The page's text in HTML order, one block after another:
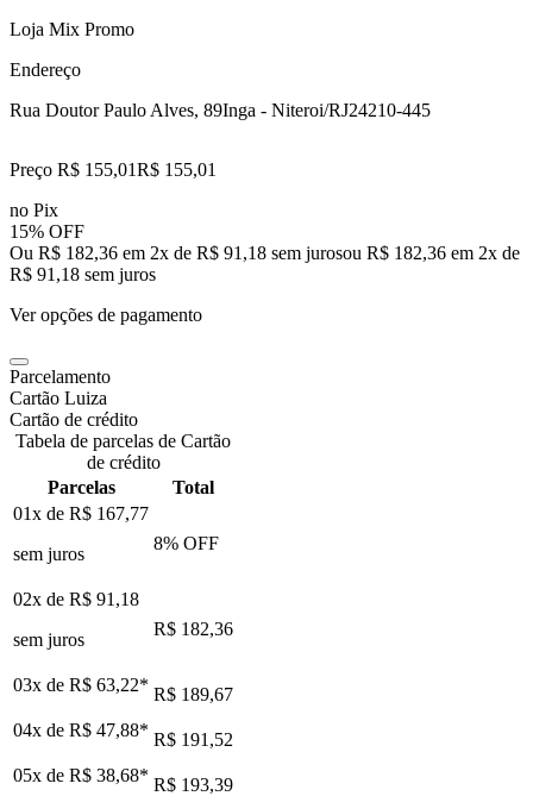
Loja Mix Promo
Endereço
Rua Doutor Paulo Alves, 89Inga - Niteroi/RJ24210-445
Preço R$ 155,01R$ 155,01
no Pix
15% OFF
Ou R$ 182,36 em 2x de R$ 91,18 sem jurosou R$ 182,36 em 2x de
R$ 91,18 sem juros
Ver opções de pagamento
Parcelamento
Cartão Luiza
Cartão de crédito
Tabela de parcelas de Cartão
de crédito
Parcelas
Total
01x de R$ 167,77
sem juros
8% OFF
02x de R$ 91,18
sem juros
R$ 182,36
03x de R$ 63,22* R$ 189,67
04x de R$ 47,88* R$ 191,52
05x de R$ 38,68* R$ 193,39